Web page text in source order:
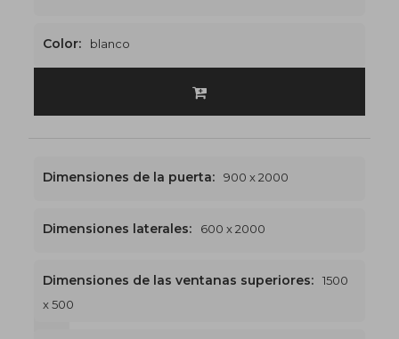
Color: blanco
Dimensiones de la puerta: 900 x 2000
Dimensiones laterales: 600 x 2000
Dimensiones de las ventanas superiores:
1500
x 500